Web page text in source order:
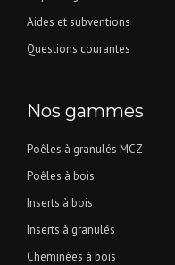
Aides et subventions
Questions courantes
Nos gammes
Poêles à granulés MCZ
Poêles à bois
Inserts à bois
Inserts à granulés
Cheminées à bois